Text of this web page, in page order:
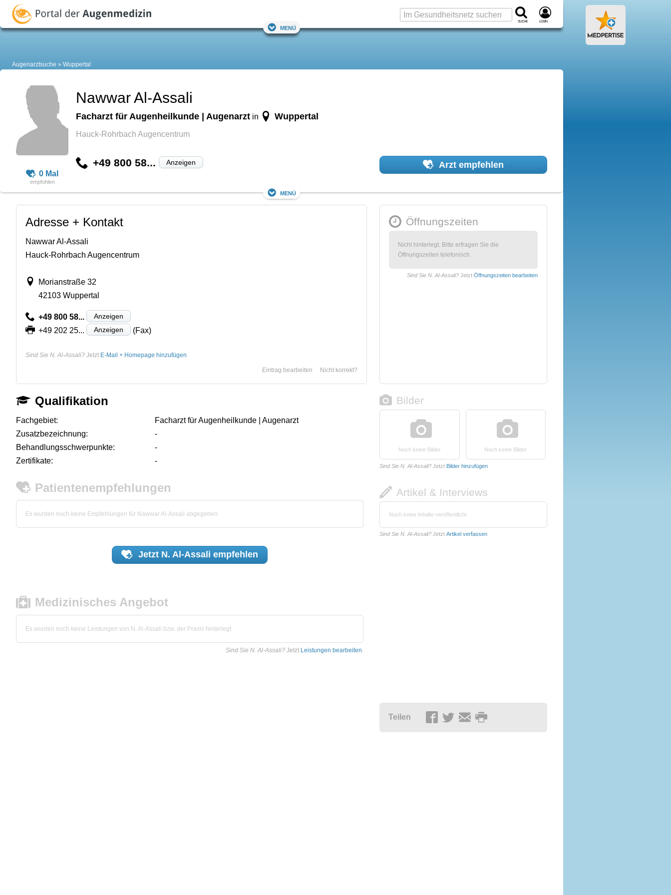
Suche Login
Menü
Augenarztsuche Wuppertal
0 Mal
Nawwar Al-Assali
Facharzt für Augenheilkunde | Augenarzt in Wuppertal
Hauck-Rohrbach Augencentrum
+49 800 58... Anzeigen Arzt empfehlen
Menü
Adresse + Kontakt
Nawwar Al-Assali
Hauck-Rohrbach Augencentrum
Morianstraße 32
42103 Wuppertal
+49 800 58... Anzeigen
+49 202 25... Anzeigen (Fax)
Sind Sie N. Al-Assali? Jetzt E-Mail + Homepage hinzufügen
Nicht korrekt?
Eintrag bearbeiten
Öffnungszeiten
Nicht hinterlegt. Bitte erfragen Sie die
Öffnungszeiten telefonisch.
Sind Sie N. Al-Assali? Jetzt Öffnungszeiten bearbeiten
Qualifikation
Fachgebiet:
Facharzt für Augenheilkunde | Augenarzt
Zusatzbezeichnung:
-
Behandlungsschwerpunkte:
-
Zertifikate:
-
Patientenempfehlungen
Es wurden noch keine Empfehlungen für Nawwar Al-Assali abgegeben.
Jetzt N. Al-Assali empfehlen
Medizinisches Angebot
Es wurden noch keine Leistungen von N. Al-Assali bzw. der Praxis hinterlegt.
Sind Sie N. Al-Assali? Jetzt Leistungen bearbeiten.
Bilder
Noch keine Bilder Noch keine Bilder
Sind Sie N. Al-Assali? Jetzt Bilder hinzufügen
Artikel & Interviews
Noch keine Inhalte veröffentlicht
Sind Sie N. Al-Assali? Jetzt Artikel verfassen
Teilen